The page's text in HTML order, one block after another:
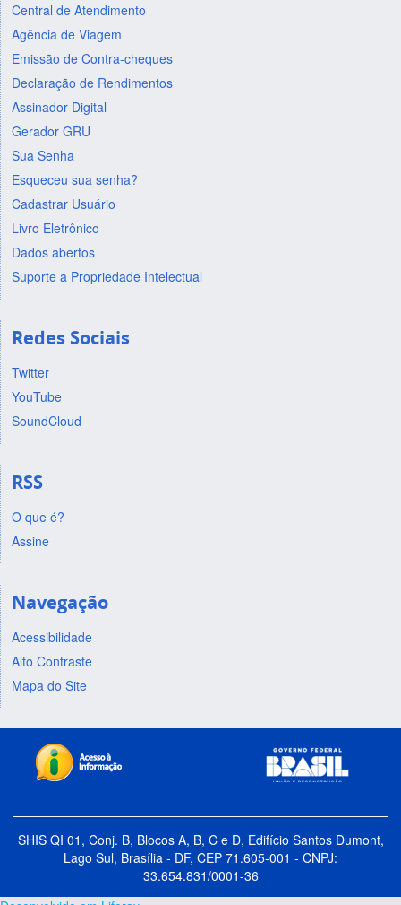
Central de Atendimento
Agência de Viagem
Emissão de Contra-cheques
Declaração de Rendimentos
Assinador Digital
Gerador GRU
Sua Senha
Esqueceu sua senha?
Cadastrar Usuário
Livro Eletrônico
Dados abertos
Suporte a Propriedade Intelectual
Redes Sociais
Twitter
YouTube
SoundCloud
RSS
O que é?
Assine
Navegação
Acessibilidade
Alto Contraste
Mapa do Site
SHIS QI 01, Conj. B, Blocos A, B, C e D, Edifício Santos Dumont,
Lago Sul, Brasília - DF, CEP 71.605-001 - CNPJ:
33.654.831/0001-36